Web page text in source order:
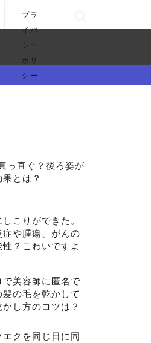
プラ
イバ
シー
ポリ
シー
っ直ぐ？後ろ姿が
とは？
こりができた。
症や腫瘍、がんの
？こわいですよ
で美容師に匿名で
の毛を乾かして
し方のコツは？
クを同じ日に同